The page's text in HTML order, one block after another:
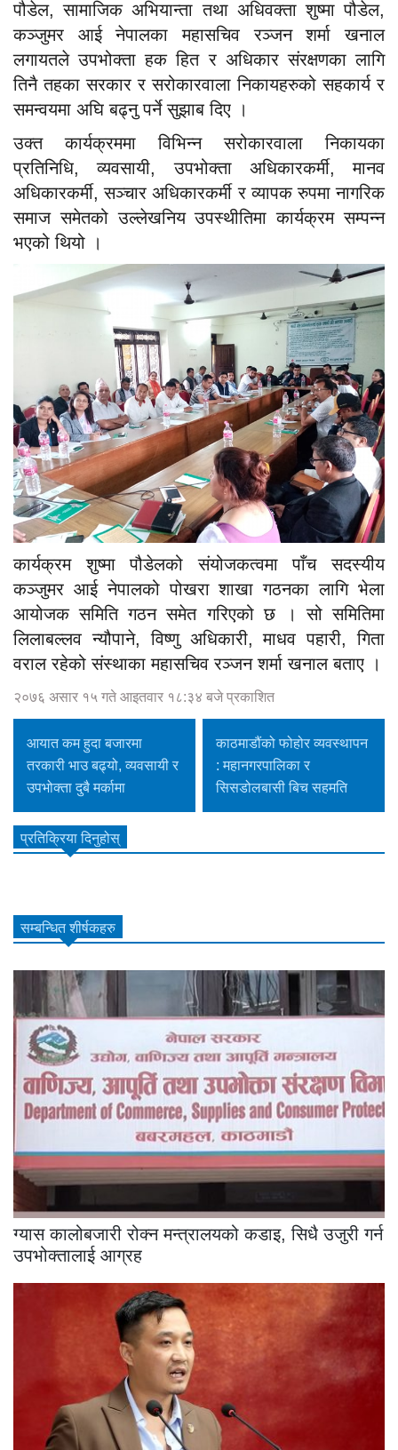
पौडेल, सामाजिक अभियान्ता तथा अधिवक्ता शुष्मा पौडेल,
कञ्जुमर आई नेपालका महासचिव रञ्जन शर्मा खनाल
लगायतले उपभोक्ता हक हित र अधिकार संरक्षणका लागि
तिनै तहका सरकार र सरोकारवाला निकायहरुको सहकार्य र
समन्वयमा अघि बढ्नु पर्ने सुझाब दिए ।
उक्त कार्यक्रममा विभिन्न सरोकारवाला निकायका
प्रतिनिधि, व्यवसायी, उपभोक्ता अधिकारकर्मी, मानव
अधिकारकर्मी, सञ्चार अधिकारकर्मी र व्यापक रुपमा नागरिक
समाज समेतको उल्लेखनिय उपस्थीतिमा कार्यक्रम सम्पन्न
भएको थियो ।
कार्यक्रम शुष्मा पौडेलको संयोजकत्वमा पाँच सदस्यीय
कञ्जुमर आई नेपालको पोखरा शाखा गठनका लागि भेला
आयोजक समिति गठन समेत गरिएको छ । सो समितिमा
लिलाबल्लव न्यौपाने, विष्णु अधिकारी, माधव पहारी, गिता
वराल रहेको संस्थाका महासचिव रञ्जन शर्मा खनाल बताए ।
२०७६ असार १५ गते आइतवार १८:३४ बजे प्रकाशित
आयात कम हुदा बजारमा
तरकारी भाउ बढ्यो, व्यवसायी र
उपभोक्ता दुबै मर्कामा
काठमाडौंको फोहोर व्यवस्थापन
: महानगरपालिका र
सिसडोलबासी बिच सहमति
प्रतिक्रिया दिनुहोस्
सम्बन्धित शीर्षकहरु
ग्यास कालोबजारी रोक्न मन्त्रालयको कडाइ, सिधै उजुरी गर्न
उपभोक्तालाई आग्रह